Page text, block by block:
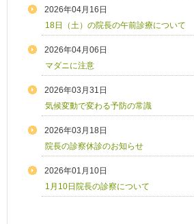
2026年04月16日
18日（土）の院長の午前診療について
2026年04月06日
マダニに注意
2026年03月31日
気候変動で変わる予防の常識
2026年03月18日
院長の診察休診のお知らせ
2026年01月10日
1月10日院長の診察について